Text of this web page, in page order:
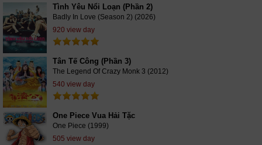
Tình Yêu Nổi Loạn (Phần 2)
Badly In Love (Season 2) (2026)
920 view day
Tân Tế Công (Phần 3)
The Legend Of Crazy Monk 3 (2012)
540 view day
One Piece Vua Hải Tặc
One Piece (1999)
505 view day